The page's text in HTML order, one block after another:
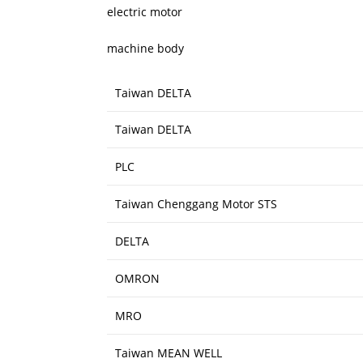
electric motor
machine body
Taiwan DELTA
Taiwan DELTA
PLC
Taiwan Chenggang Motor STS
DELTA
OMRON
MRO
Taiwan MEAN WELL